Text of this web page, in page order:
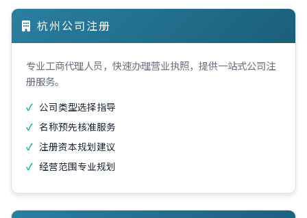
杭州公司注册
专业工商代理人员，快速办理营业执照，提供一站式公司注
册服务。
公司类型选择指导
名称预先核准服务
注册资本规划建议
经营范围专业规划